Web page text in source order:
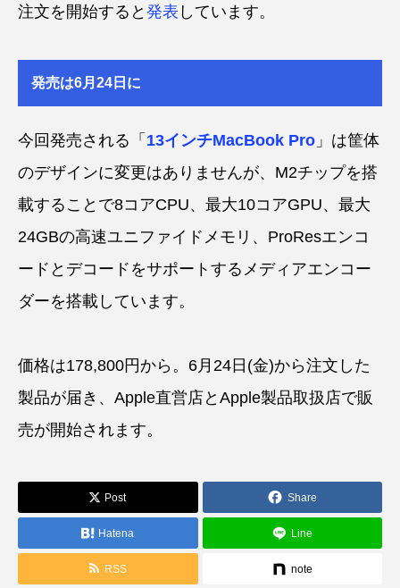
注文を開始すると 発表 しています。
発売は6月24日に
今回発売される「 13インチMacBook Pro 」は筐体
のデザインに変更はありませんが、M2チップを搭
載することで8コアCPU、最大10コアGPU、最大
24GBの高速ユニファイドメモリ、ProResエンコ
ードとデコードをサポートするメディアエンコー
ダーを搭載しています。
価格は178,800円から。6月24日(金)から注文した
製品が届き、Apple直営店とApple製品取扱店で販
売が開始されます。
Post Share
Hatena Line
RSS note